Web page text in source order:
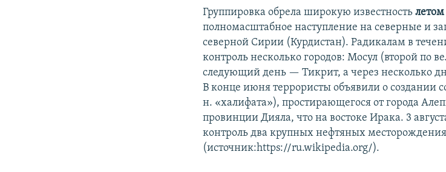
Группировка обрела широкую известность
полномасштабное наступление на северные и
северной Сирии (Курдистан). Радикалам в
контроль несколько городов: Мосул (второй по
следующий день — Тикрит, а через несколько
В конце июня террористы объявили о создании
н. «халифата»), простирающегося от города
провинции Дияла, что на востоке Ирака. 3
контроль два крупных нефтяных
(источник:https://ru.wikipedia.org/).